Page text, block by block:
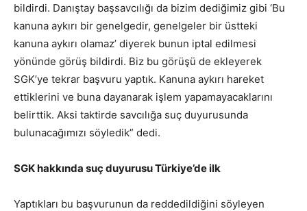
bildirdi. Danıştay başsavcılığı da bizim dediğimiz gibi ‘Bu
kanuna aykırı bir genelgedir, genelgeler bir üstteki
kanuna aykırı olamaz’ diyerek bunun iptal edilmesi
yönünde görüş bildirdi. Biz bu görüşü de ekleyerek
SGK’ye tekrar başvuru yaptık. Kanuna aykırı hareket
ettiklerini ve buna dayanarak işlem yapamayacaklarını
belirttik. Aksi taktirde savcılığa suç duyurusunda
bulunacağımızı söyledik” dedi.
SGK hakkında suç duyurusu Türkiye’de ilk
Yaptıkları bu başvurunun da reddedildiğini söyleyen